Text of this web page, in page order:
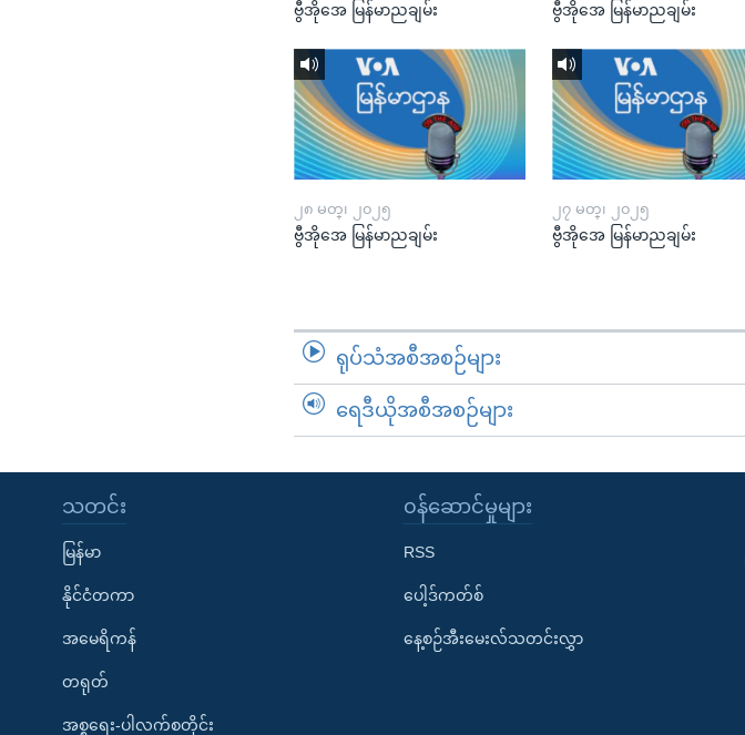
ဗွီအိုအေ မြန်မာညချမ်း ဗွီအိုအေ မြန်မာညချမ်း
၂၈ မတ္၊ ၂၀၂၅
ဗွီအိုအေ မြန်မာညချမ်း
၂၇ မတ္၊ ၂၀၂၅
ဗွီအိုအေ မြန်မာညချမ်း
ရုပ်သံအစီအစဉ်များ
ရေဒီယိုအစီအစဉ်များ
သတင်း
မြန်မာ
နိုင်ငံတကာ
အမေရိကန်
တရုတ်
အစ္စရေး-ပါလက်စတိုင်း
၀န်ဆောင်မှုများ
RSS
ပေါ့ဒ်ကတ်စ်
နေ့စဉ်အီးမေးလ်သတင်းလွှာ